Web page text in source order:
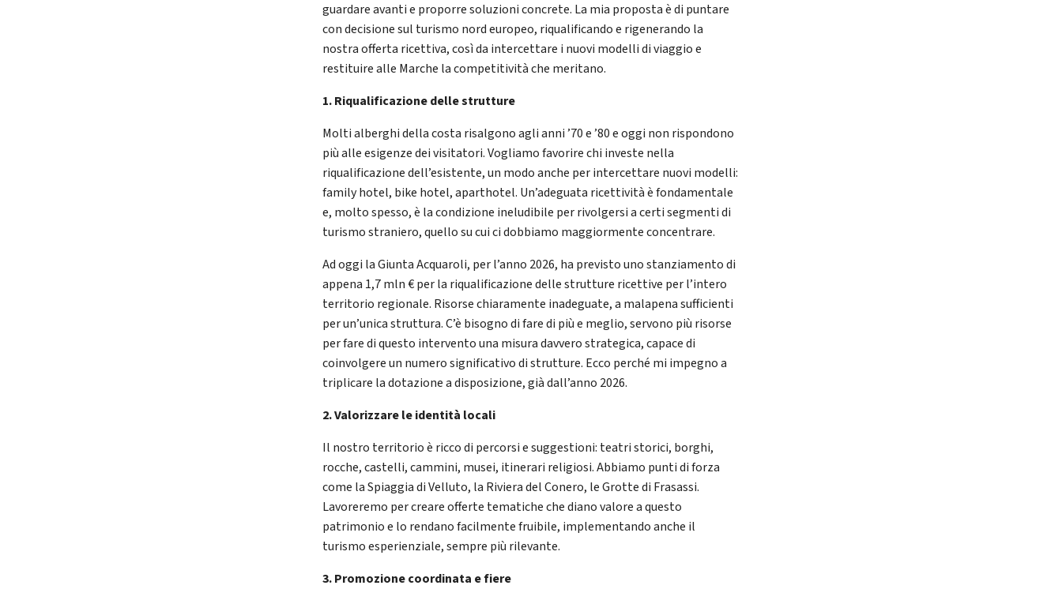
guardare avanti e proporre soluzioni concrete. La mia proposta è di puntare
con decisione sul turismo nord europeo, riqualificando e rigenerando la
nostra offerta ricettiva, così da intercettare i nuovi modelli di viaggio e
restituire alle Marche la competitività che meritano.
1. Riqualificazione delle strutture
Molti alberghi della costa risalgono agli anni ’70 e ’80 e oggi non rispondono
più alle esigenze dei visitatori. Vogliamo favorire chi investe nella
riqualificazione dell’esistente, un modo anche per intercettare nuovi modelli:
family hotel, bike hotel, aparthotel. Un’adeguata ricettività è fondamentale
e, molto spesso, è la condizione ineludibile per rivolgersi a certi segmenti di
turismo straniero, quello su cui ci dobbiamo maggiormente concentrare.
Ad oggi la Giunta Acquaroli, per l’anno 2026, ha previsto uno stanziamento di
appena 1,7 mln € per la riqualificazione delle strutture ricettive per l’intero
territorio regionale. Risorse chiaramente inadeguate, a malapena sufficienti
per un’unica struttura. C’è bisogno di fare di più e meglio, servono più risorse
per fare di questo intervento una misura davvero strategica, capace di
coinvolgere un numero significativo di strutture. Ecco perché mi impegno a
triplicare la dotazione a disposizione, già dall’anno 2026.
2. Valorizzare le identità locali
Il nostro territorio è ricco di percorsi e suggestioni: teatri storici, borghi,
rocche, castelli, cammini, musei, itinerari religiosi. Abbiamo punti di forza
come la Spiaggia di Velluto, la Riviera del Conero, le Grotte di Frasassi.
Lavoreremo per creare offerte tematiche che diano valore a questo
patrimonio e lo rendano facilmente fruibile, implementando anche il
turismo esperienziale, sempre più rilevante.
3. Promozione coordinata e fiere